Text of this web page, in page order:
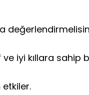
iyi kıllara sahip